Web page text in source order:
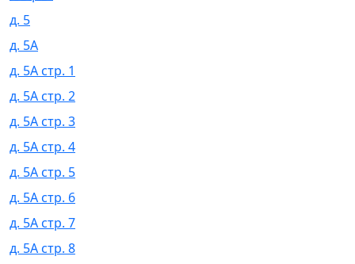
д. 5
д. 5А
д. 5А стр. 1
д. 5А стр. 2
д. 5А стр. 3
д. 5А стр. 4
д. 5А стр. 5
д. 5А стр. 6
д. 5А стр. 7
д. 5А стр. 8